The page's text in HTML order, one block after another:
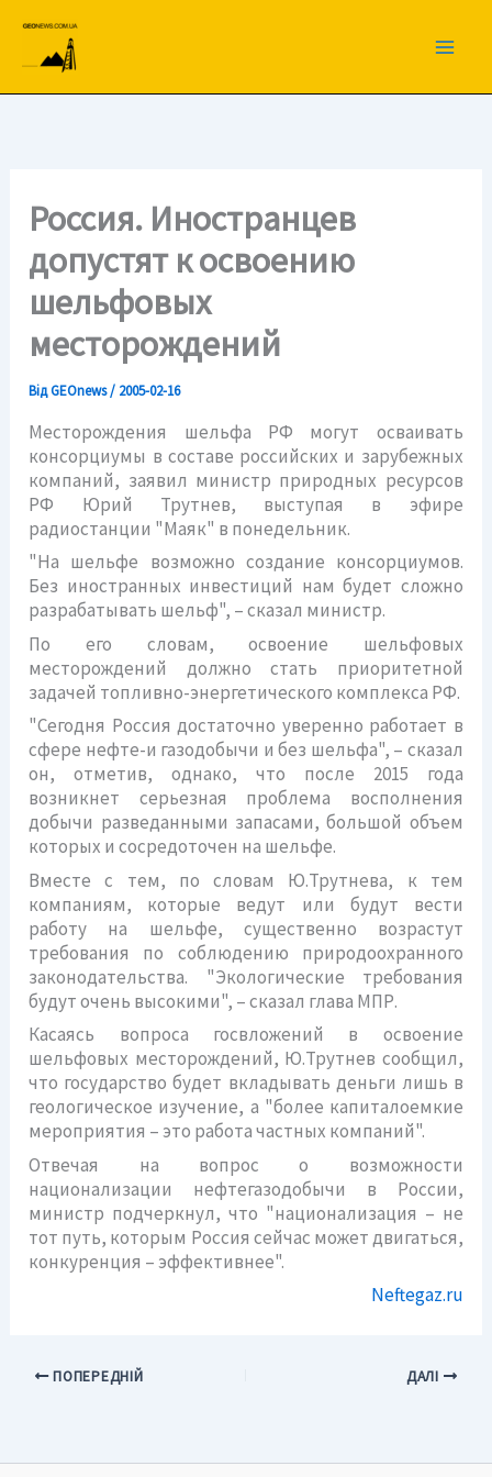
вмісту
Россия. Иностранцев
допустят к освоению
шельфовых
месторождений
ВідGEOnews/ 2005-02-16
Месторождения шельфа РФ могут осваивать
консорциумы в составе российских и зарубежных
компаний, заявил министр природных ресурсов
РФ Юрий Трутнев, выступая в эфире
радиостанции "Маяк" в понедельник.
"На шельфе возможно создание консорциумов.
Без иностранных инвестиций нам будет сложно
разрабатывать шельф", – сказал министр.
По его словам, освоение шельфовых
месторождений должно стать приоритетной
задачей топливно-энергетического комплекса РФ.
"Сегодня Россия достаточно уверенно работает в
сфере нефте-и газодобычи и без шельфа", – сказал
он, отметив, однако, что после 2015 года
возникнет серьезная проблема восполнения
добычи разведанными запасами, большой объем
которых и сосредоточен на шельфе.
Вместе с тем, по словам Ю.Трутнева, к тем
компаниям, которые ведут или будут вести
работу на шельфе, существенно возрастут
требования по соблюдению природоохранного
законодательства. "Экологические требования
будут очень высокими", – сказал глава МПР.
Касаясь вопроса госвложений в освоение
шельфовых месторождений, Ю.Трутнев сообщил,
что государство будет вкладывать деньги лишь в
геологическое изучение, а "более капиталоемкие
мероприятия – это работа частных компаний".
Отвечая на вопрос о возможности
национализации нефтегазодобычи в России,
министр подчеркнул, что "национализация – не
тот путь, которым Россия сейчас может двигаться,
конкуренция – эффективнее".
Neftegaz.ru
ПОПЕРЕДНІЙ ДАЛІ